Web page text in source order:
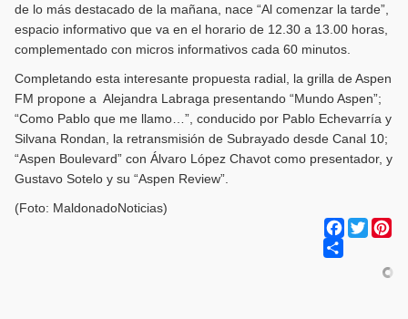
de lo más destacado de la mañana, nace “Al comenzar la tarde”,
espacio informativo que va en el horario de 12.30 a 13.00 horas,
complementado con micros informativos cada 60 minutos.
Completando esta interesante propuesta radial, la grilla de Aspen
FM propone a Alejandra Labraga presentando “Mundo Aspen”;
“Como Pablo que me llamo…”, conducido por Pablo Echevarría y
Silvana Rondan, la retransmisión de Subrayado desde Canal 10;
“Aspen Boulevard” con Álvaro López Chavot como presentador, y
Gustavo Sotelo y su “Aspen Review”.
(Foto: MaldonadoNoticias)
Facebook
Twitter